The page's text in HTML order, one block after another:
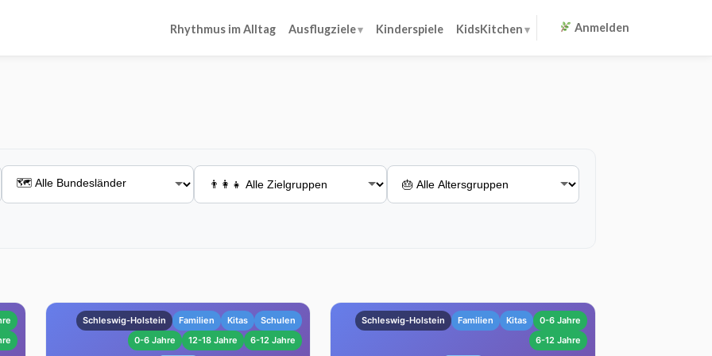
Rhythmus im Alltag Ausflugziele Kinderspiele KidsKitchen Anmelden
Schleswig-Holstein Familien Kitas
Schulen
0-6 Jahre
12-18 Jahre 6-12 Jahre
Schleswig-Holstein Familien Kitas
0-6 Jahre
6-12 Jahre